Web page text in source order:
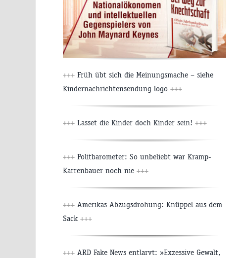
+++ Früh übt sich die Meinungsmache – siehe
Kindernachrichtensendung logo +++
+++ Lasset die Kinder doch Kinder sein! +++
+++ Politbarometer: So unbeliebt war Kramp-
Karrenbauer noch nie +++
+++ Amerikas Abzugsdrohung: Knüppel aus dem
Sack +++
+++ ARD Fake News entlarvt: »Exzessive Gewalt,